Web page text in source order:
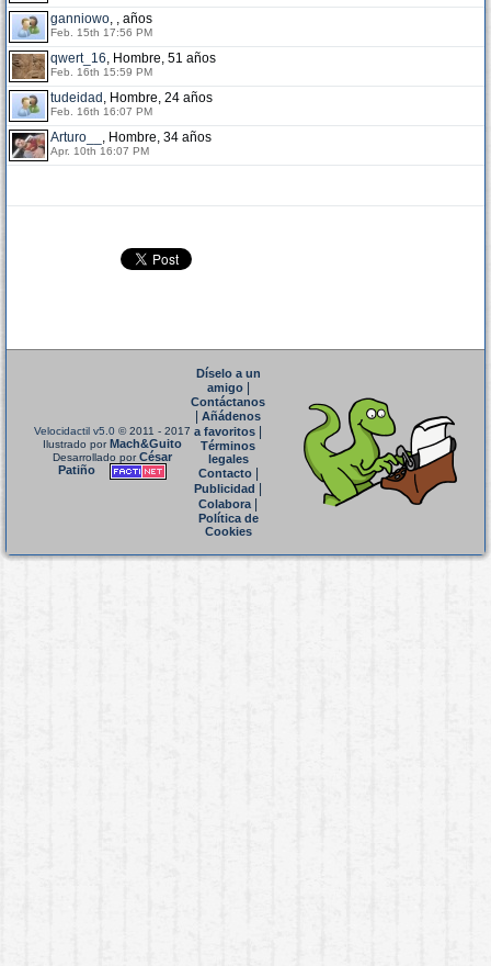
ganniowo, , años
Feb. 15th 17:56 PM
qwert_16, Hombre, 51 años
Feb. 16th 15:59 PM
tudeidad , Hombre, 24 años
Feb. 16th 16:07 PM
Arturo__ , Hombre, 34 años
Apr. 10th 16:07 PM
Velocidactil v5.0 © 2011 - 2017
Ilustrado porMach&Guito
Desarrollado porCésar
Patiño
Díselo a un
amigo|
Contáctanos
Añádenos
a favoritos
Términos
legales
Contacto|
Publicidad
Colabora|
Política de
Cookies